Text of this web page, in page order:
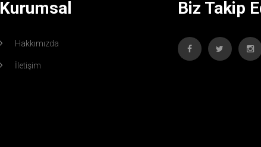
Kurumsal
Hakkımızda
İletişim
Biz Takip